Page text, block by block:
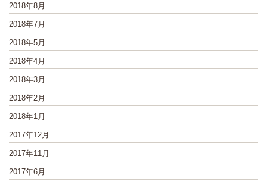
2018年8月
2018年7月
2018年5月
2018年4月
2018年3月
2018年2月
2018年1月
2017年12月
2017年11月
2017年6月